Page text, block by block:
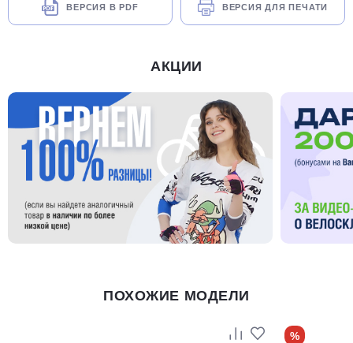
ВЕРСИЯ В PDF ВЕРСИЯ ДЛЯ ПЕЧАТИ
АКЦИИ
ПОХОЖИЕ МОДЕЛИ
%